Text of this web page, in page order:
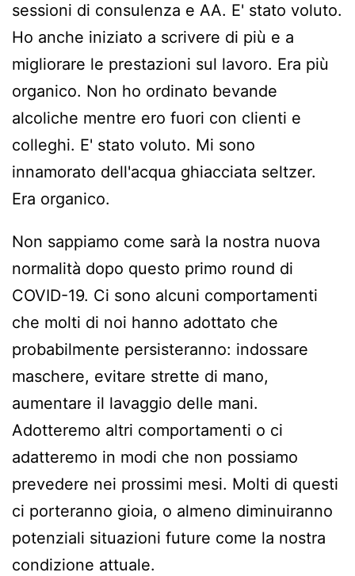
sessioni di consulenza e AA. E' stato voluto.
Ho anche iniziato a scrivere di più e a
migliorare le prestazioni sul lavoro. Era più
organico. Non ho ordinato bevande
alcoliche mentre ero fuori con clienti e
colleghi. E' stato voluto. Mi sono
innamorato dell'acqua ghiacciata seltzer.
Era organico.
Non sappiamo come sarà la nostra nuova
normalità dopo questo primo round di
COVID-19. Ci sono alcuni comportamenti
che molti di noi hanno adottato che
probabilmente persisteranno: indossare
maschere, evitare strette di mano,
aumentare il lavaggio delle mani.
Adotteremo altri comportamenti o ci
adatteremo in modi che non possiamo
prevedere nei prossimi mesi. Molti di questi
ci porteranno gioia, o almeno diminuiranno
potenziali situazioni future come la nostra
condizione attuale.